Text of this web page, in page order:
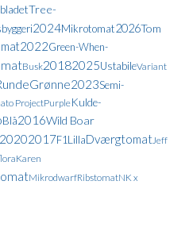
Tree-
2024Mikrotomat2026Tom
2022Green-When-
Busk20182025UstabileVariant
Grønne2023Semi-
ProjectPurpleKulde-
Blå2016Wild Boar
20202017F1LillaDværgtomatJeff
Karen
MikrodwarfRibstomatNK x